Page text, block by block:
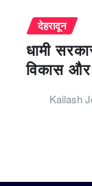
देहरादून
धामी
विकास
Kailash